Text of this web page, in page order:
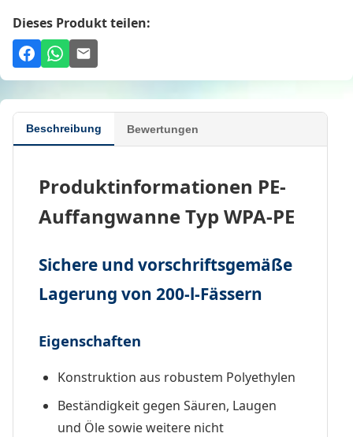
Dieses Produkt teilen:
Beschreibung Bewertungen
Produktinformationen PE-
Auffangwanne Typ WPA-PE
Sichere und vorschriftsgemäße
Lagerung von 200-l-Fässern
Eigenschaften
Konstruktion aus robustem Polyethylen
Beständigkeit gegen Säuren, Laugen
und Öle sowie weitere nicht